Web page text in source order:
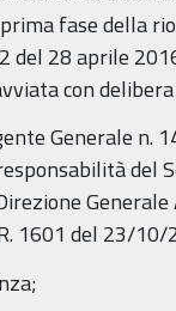
fase della
del 28 aprile
con
Generale n.
del
Generale
1601 del 23/